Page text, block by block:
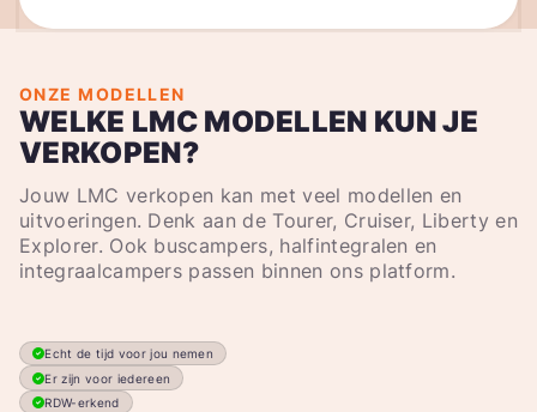
ONZE MODELLEN
WELKE LMC MODELLEN KUN JE
VERKOPEN?
Jouw LMC verkopen kan met veel modellen en
uitvoeringen. Denk aan de Tourer, Cruiser, Liberty en
Explorer. Ook buscampers, halfintegralen en
integraalcampers passen binnen ons platform.
Echt de tijd voor jou nemen
Er zijn voor iedereen
RDW-erkend